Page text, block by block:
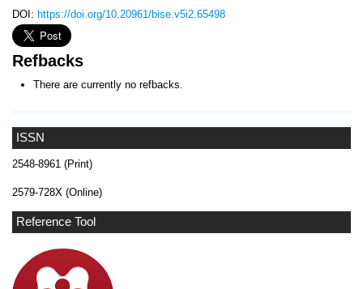
ISSN
2548-8961 (Print)
2579-728X (Online)
Reference Tool
DOI: https://doi.org/10.20961/bise.v5i2.65498
Refbacks
There are currently no refbacks.